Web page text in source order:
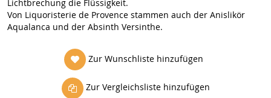
Lichtbrechung die Flüssigkeit.
Von Liquoristerie de Provence stammen auch der Anislikör
Aqualanca und der Absinth Versinthe.
Zur Wunschliste hinzufügen
Zur Vergleichsliste hinzufügen